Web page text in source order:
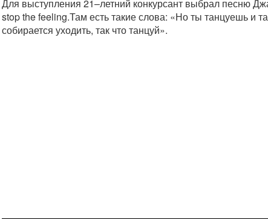
Для выступления 21–летний конкурсант выбрал песню
stop the feeling.Там есть такие слова: «Но ты танцуешь и
собирается уходить, так что танцуй».